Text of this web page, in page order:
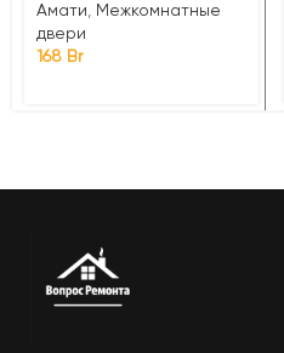
Амати, Межкомнатные
двери
168 Br